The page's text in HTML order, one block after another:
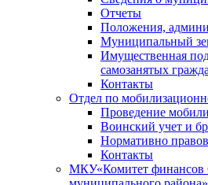
Отчеты
Положения,
Муниципальный
Имущественная
самозанятых
Контакты
Отдел по
Проведение
Воинский учет и
Нормативно
Контакты
МКУ«Комитет финансов